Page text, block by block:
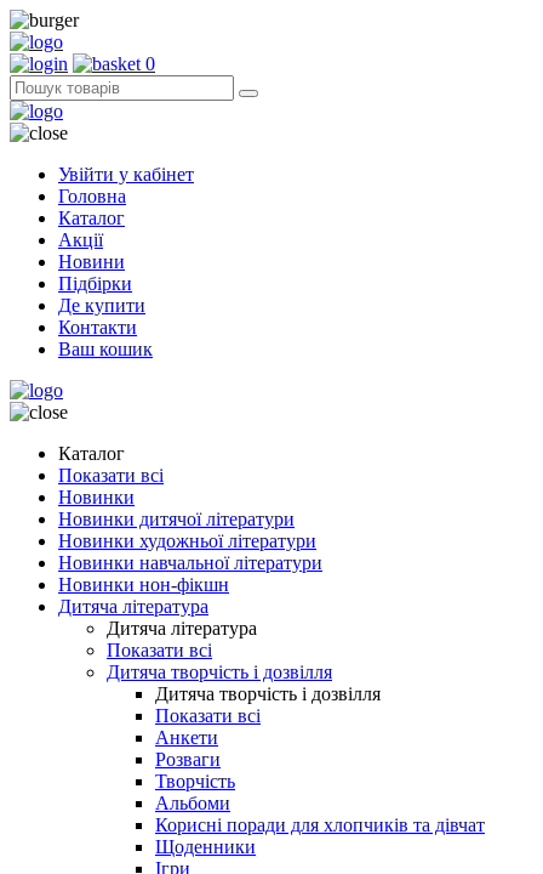
0
Увійти у кабінет
Головна
Каталог
Акції
Новини
Підбірки
Де купити
Контакти
Ваш кошик
Каталог
Показати всі
Новинки
Новинки дитячої літератури
Новинки художньої літератури
Новинки навчальної літератури
Новинки нон-фікшн
Дитяча література
Дитяча література
Показати всі
Дитяча творчість і дозвілля
Дитяча творчість і дозвілля
Показати всі
Анкети
Розваги
Творчість
Альбоми
Корисні поради для хлопчиків та дівчат
Щоденники
Ігри